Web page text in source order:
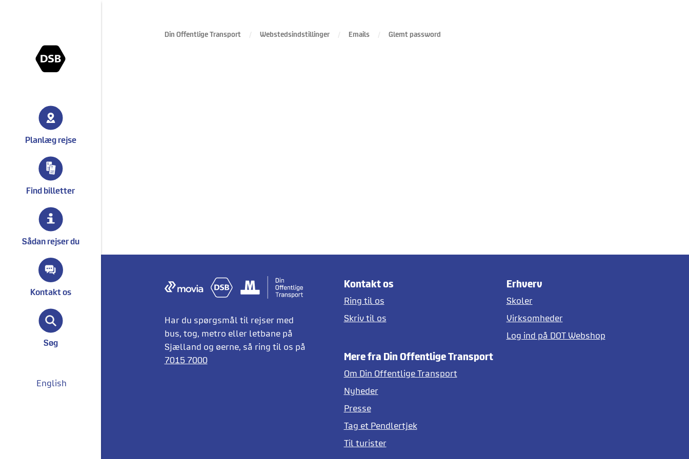
Planlæg rejse
Find billetter
Sådan rejser du
Kontakt os
Søg
English
Din Offentlige Transport Webstedsindstillinger Emails Glemt password
Har du spørgsmål til rejser med
bus, tog, metro eller letbane på
Sjælland og øerne, så ring til os på
7015 7000
Kontakt os
Ring til os
Skriv til os
Erhverv
Skoler
Virksomheder
Log ind på DOT Webshop
Mere fra Din Offentlige Transport
Om Din Offentlige Transport
Nyheder
Presse
Tag et Pendlertjek
Til turister